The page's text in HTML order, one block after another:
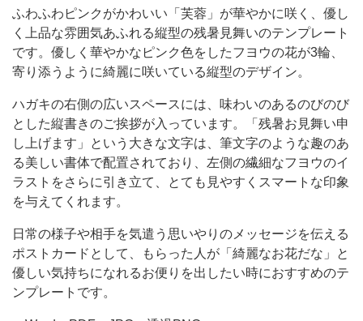
れ
る
縦
型
の
残
暑
見
舞
い
の
テ
ビジネス向けのデザインや知人・友人・先輩・上
司などに出す素材として利用する事が可能です。
多くのデザインがございますので、お好きなデザ
インをダウンロードし利用する事が出
ふわふわピンクがかわいい「芙蓉」が華やかに咲く、優し
く上品な雰囲気あふれる縦型の残暑見舞いのテンプレート
です。優しく華やかなピンク色をしたフヨウの花が3輪、
寄り添うように綺麗に咲いている縦型のデザイン。
ハガキの右側の広いスペースには、味わいのあるのびのび
とした縦書きのご挨拶が入っています。「残暑お見舞い申
し上げます」という大きな文字は、筆文字のような趣のあ
る美しい書体で配置されており、左側の繊細なフヨウのイ
ラストをさらに引き立て、とても見やすくスマートな印象
を与えてくれます。
日常の様子や相手を気遣う思いやりのメッセージを伝える
ポストカードとして、もらった人が「綺麗なお花だな」と
優しい気持ちになれるお便りを出したい時におすすめのテ
ンプレートです。